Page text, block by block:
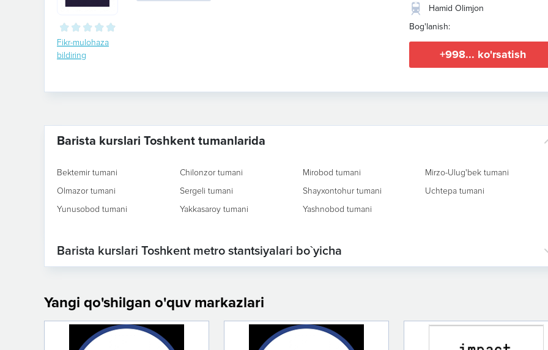
Fikr-mulohaza
bildiring
Hamid Olimjon
Bog'lanish:
+998... ko'rsatish
Barista kurslari Toshkent tumanlarida
Bektemir tumani Chilonzor tumani Mirobod tumani
Mirzo-Ulug'bek tumani
Olmazor tumani
Sergeli tumani Shayxontohur tumani
Uchtepa tumani
Yunusobod tumani
Yakkasaroy tumani Yashnobod tumani
Barista kurslari Toshkent metro stantsiyalari bo`yicha
Yangi qo'shilgan o'quv markazlari